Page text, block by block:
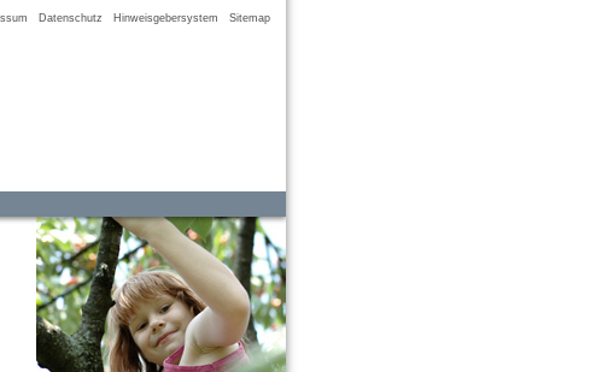
Datenschutz Hinweisgebersystem Sitemap